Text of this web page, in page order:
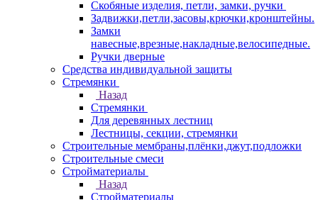
Скобяные изделия, петли, замки, ручки
Задвижки,петли,засовы,крючки,кронштейны.
Замки
навесные,врезные,накладные,велосипедные.
Ручки дверные
Средства индивидуальной защиты
Стремянки
Назад
Стремянки
Для деревянных лестниц
Лестницы, секции, стремянки
Строительные мембраны,плёнки,джут,подложки
Строительные смеси
Стройматериалы
Назад
Стройматериалы